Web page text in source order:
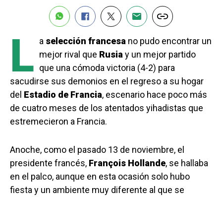
L a selección francesa no pudo encontrar un
mejor rival que Rusia y un mejor partido
que una cómoda victoria (4-2) para
sacudirse sus demonios en el regreso a su hogar
del Estadio de Francia, escenario hace poco más
de cuatro meses de los atentados yihadistas que
estremecieron a Francia.
Anoche, como el pasado 13 de noviembre, el
presidente francés, François Hollande, se hallaba
en el palco, aunque en esta ocasión solo hubo
fiesta y un ambiente muy diferente al que se